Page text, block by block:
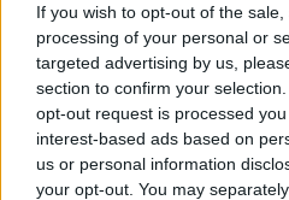
If you wish to opt-out of the
processing of your personal or
targeted advertising by us,
section to confirm your
opt-out request is processed
interest-based ads based on
us or personal information
your opt-out. You may
Αγαπημένη Χώρα και
Προορισμός η Ελλάδα σε
ΗΠΑ
Ειδήσεις• πριν 3 ώρες
Στο μικροσκόπιο τα αιολικά